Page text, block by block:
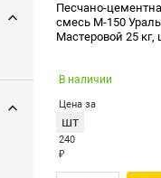
Песчано-
смесь М-150
Мастеровой 25 кг,
В наличии
Цена за
шт
240
₽